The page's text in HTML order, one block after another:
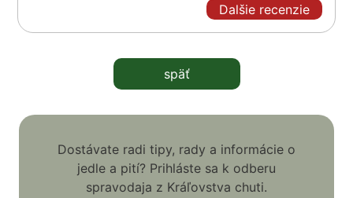
Dalšie recenzie
späť
Dostávate radi tipy, rady a informácie o
jedle a pití? Prihláste sa k odberu
spravodaja z Kráľovstva chuti.